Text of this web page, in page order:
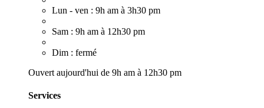
Lun - ven : 9h am à 3h30 pm
Sam : 9h am à 12h30 pm
Dim : fermé
Ouvert aujourd'hui de 9h am à 12h30 pm
Services